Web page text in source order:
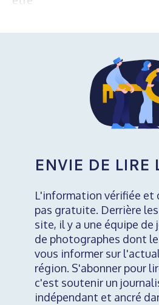
ENVIE DE LIRE
L'information vérifiée et
pas gratuite. Derrière
site, il y a une équipe
de photographes dont
vous informer sur
région. S'abonner pour
c'est soutenir un
indépendant et ancré